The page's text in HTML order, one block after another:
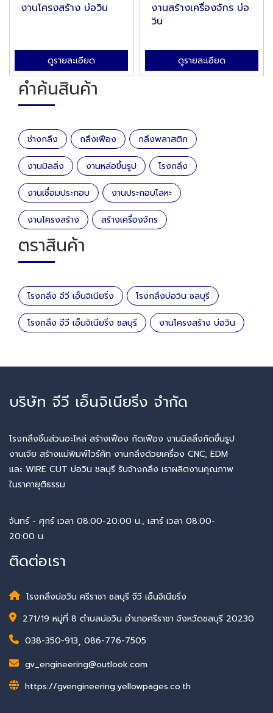
งานโครงสร้าง บ่อวิน
ดูรายละเอียด
งานสร้างเครื่องจักร บ่อ
วิน
ดูรายละเอียด
คำค้นสินค้า
ช่างกลึง กลึงเฟือง กลึงพลาสติก
งานมิลลิ่ง งานหล่อขึ้นรูป โรงกลึง
งานเชื่อมประกอบ งานประกอบโลหะ
งานโครงสร้าง สร้างเครื่องจักร
ตราสินค้า
โรงกลึง จีวี เอ็นจิเนียริ่ง โรงกลึงบ่อวิน ชลบุรี
โรงกลึง จีวี เอ็นจิเนียริ่ง ชลบุรี งานโครงสร้าง บ่อวิน
บริษัท จีวี เอ็นจิเนียริ่ง จำกัด
โรงกลึงชิ้นส่วนอะไหล่ สร้างเฟือง กัดเฟือง งานมิลลิ่งกัดขึ้นรูป
งานเจีย สร้างแม่พิมพ์ไวร์คัท งานกลึงด้วยเครื่อง CNC, EDM
และ WIRE CUT บ่อวิน ชลบุรี รับจ้างกลึง เราผลิตงานคุณภาพ
ในราคายุติธรรม
จันทร์ - ศุกร์ เวลา 08:00-20:00 น., เสาร์ เวลา 08:00-
20:00 น.
ติดต่อเรา
โรงกลึงบ่อวิน ศรีราชา ชลบุรี จีวี เอ็นจิเนียริ่ง
271/19 หมู่ที่ 8 ตำบลบ่อวิน อำเภอศรีราชา จังหวัดชลบุรี 20230
038-350-913, 086-776-7505
gv_engineering@outlook.com
https://gvengineering.yellowpages.co.th